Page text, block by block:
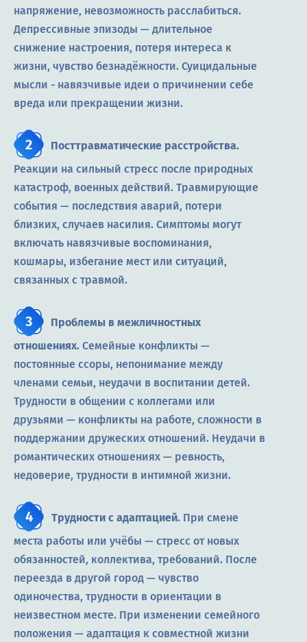
напряжение, невозможность расслабиться.
Депрессивные эпизоды — длительное
снижение настроения, потеря интереса к
жизни, чувство безнадёжности. Суицидальные
мысли - навязчивые идеи о причинении себе
вреда или прекращении жизни.
Посттравматические расстройства.
Реакции на сильный стресс после природных
катастроф, военных действий. Травмирующие
события — последствия аварий, потери
близких, случаев насилия. Симптомы могут
включать навязчивые воспоминания,
кошмары, избегание мест или ситуаций,
связанных с травмой.
Проблемы в межличностных
отношениях. Семейные конфликты —
постоянные ссоры, непонимание между
членами семьи, неудачи в воспитании детей.
Трудности в общении с коллегами или
друзьями — конфликты на работе, сложности в
поддержании дружеских отношений. Неудачи в
романтических отношениях — ревность,
недоверие, трудности в интимной жизни.
Трудности с адаптацией. При смене
места работы или учёбы — стресс от новых
обязанностей, коллектива, требований. После
переезда в другой город — чувство
одиночества, трудности в ориентации в
неизвестном месте. При изменении семейного
положения — адаптация к совместной жизни